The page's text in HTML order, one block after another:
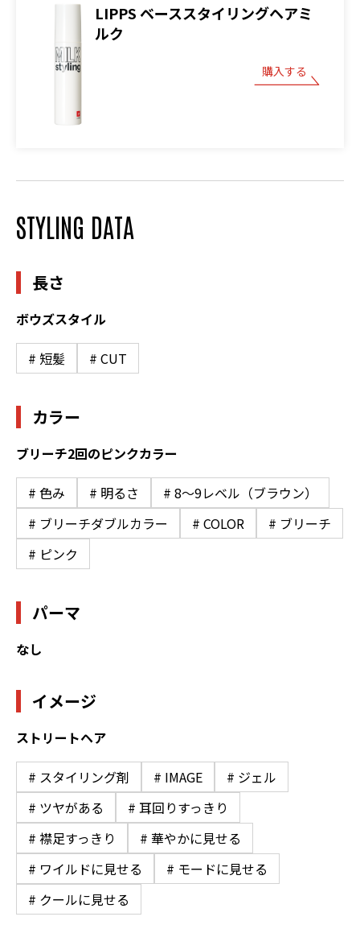
LIPPS ベーススタイリングヘアミ
ルク
購入する
STYLING DATA
長さ
ボウズスタイル
# 短髪 # CUT
カラー
ブリーチ2回のピンクカラー
# 色み # 明るさ
# 8〜9レベル（ブラウン）
# ブリーチダブルカラー
# COLOR
# ブリーチ
# ピンク
パーマ
なし
イメージ
ストリートヘア
# スタイリング剤 # IMAGE
# ジェル
# ツヤがある
# 耳回りすっきり
# 襟足すっきり
# 華やかに見せる
# ワイルドに見せる
# モードに見せる
# クールに見せる